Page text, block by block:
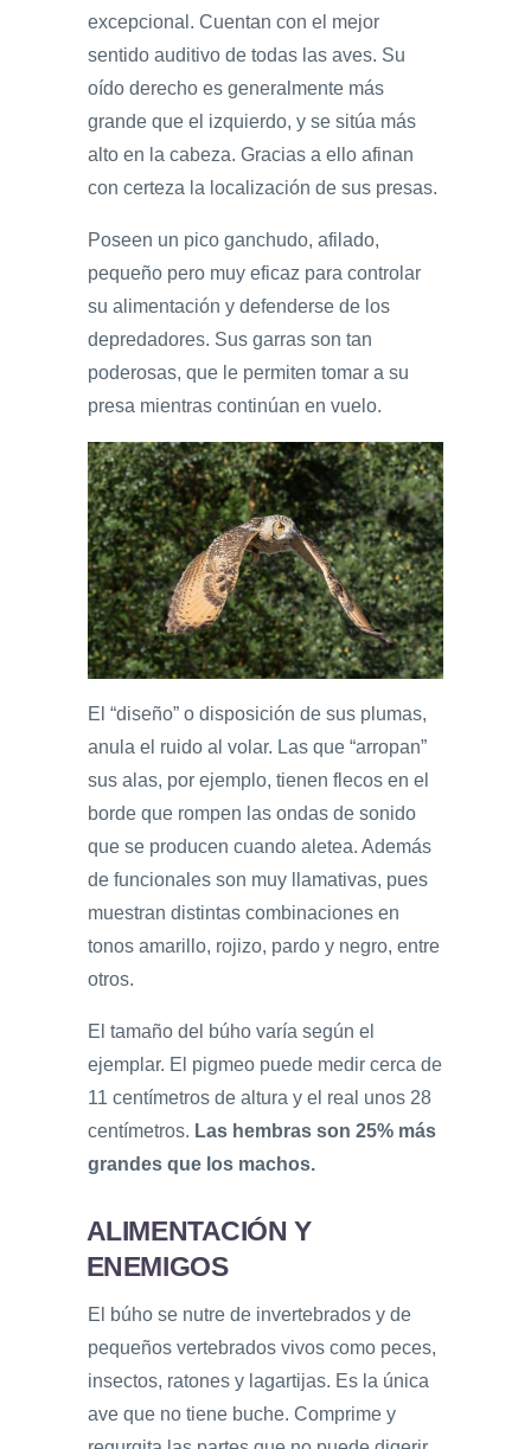
excepcional. Cuentan con el mejor
sentido auditivo de todas las aves. Su
oído derecho es generalmente más
grande que el izquierdo, y se sitúa más
alto en la cabeza. Gracias a ello afinan
con certeza la localización de sus presas.
Poseen un pico ganchudo, afilado,
pequeño pero muy eficaz para controlar
su alimentación y defenderse de los
depredadores. Sus garras son tan
poderosas, que le permiten tomar a su
presa mientras continúan en vuelo.
El “diseño” o disposición de sus plumas,
anula el ruido al volar. Las que “arropan”
sus alas, por ejemplo, tienen flecos en el
borde que rompen las ondas de sonido
que se producen cuando aletea. Además
de funcionales son muy llamativas, pues
muestran distintas combinaciones en
tonos amarillo, rojizo, pardo y negro, entre
otros.
El tamaño del búho varía según el
ejemplar. El pigmeo puede medir cerca de
11 centímetros de altura y el real unos 28
centímetros. Las hembras son 25% más
grandes que los machos.
ALIMENTACIÓN Y
ENEMIGOS
El búho se nutre de invertebrados y de
pequeños vertebrados vivos como peces,
insectos, ratones y lagartijas. Es la única
ave que no tiene buche. Comprime y